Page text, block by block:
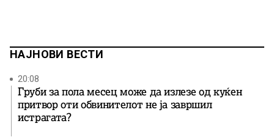
НАЈНОВИ ВЕСТИ
20:08
Груби за пола месец може да излезе од куќен
притвор оти обвинителот не ја завршил
истрагата?